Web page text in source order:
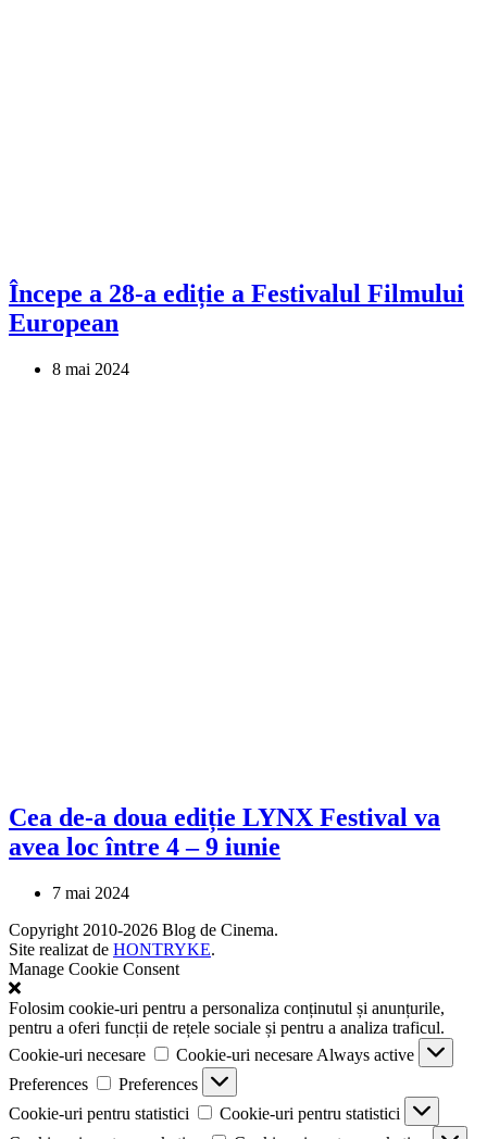
Începe a 28-a ediție a Festivalul Filmului
European
8 mai 2024
Cea de-a doua ediție LYNX Festival va
avea loc între 4 – 9 iunie
7 mai 2024
Copyright 2010-2026 Blog de Cinema.
Site realizat de HONTRYKE.
Manage Cookie Consent
Folosim cookie-uri pentru a personaliza conținutul și anunțurile,
pentru a oferi funcții de rețele sociale și pentru a analiza traficul.
Cookie-uri necesare
Cookie-uri necesare Always active
Preferences
Preferences
Cookie-uri pentru statistici
Cookie-uri pentru statistici